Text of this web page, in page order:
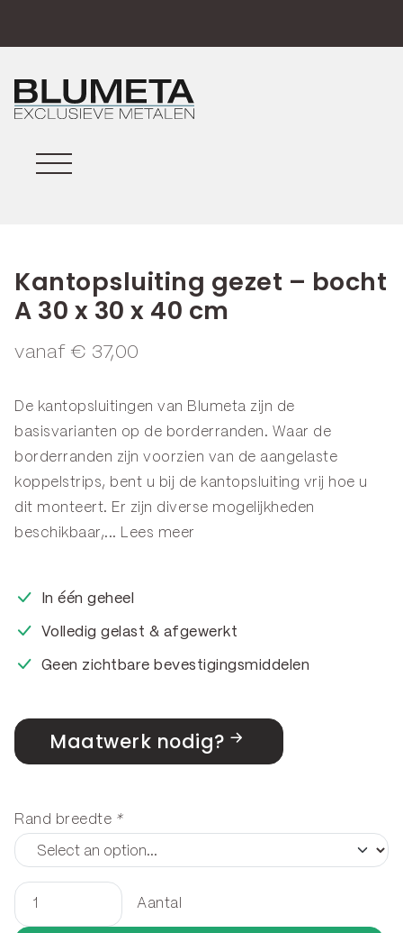
Kantopsluiting gezet – bocht
A 30 x 30 x 40 cm
vanaf € 37,00
De kantopsluitingen van Blumeta zijn de
basisvarianten op de borderranden . Waar de
borderranden zijn voorzien van de aangelaste
koppelstrips, bent u bij de kantopsluiting vrij hoe u
dit monteert. Er zijn diverse mogelijkheden
beschikbaar,... Lees meer
In één geheel
Volledig gelast & afgewerkt
Geen zichtbare bevestigingsmiddelen
Maatwerk nodig?
Rand breedte *
Kantopsluiting
Aantal